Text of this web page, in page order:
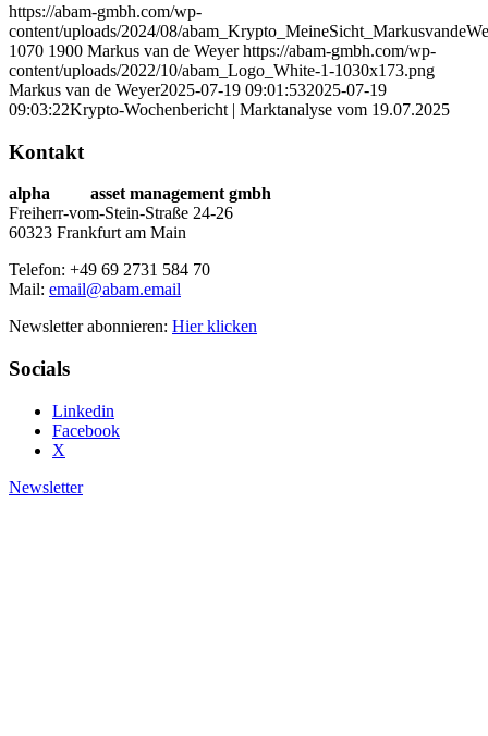
https://abam-gmbh.com/wp-
content/uploads/2024/08/
1070 1900 Markus van de Weyer https://abam-gmbh.com/wp-
content/uploads/2022/10/abam_Logo_White-1-1030x173.png
Markus van de Weyer2025-07-19 09:01:532025-07-19
09:03:22Krypto-Wochenbericht | Marktanalyse vom 19.07.2025
Kontakt
alpha
asset management gmbh
Freiherr-vom-Stein-Straße 24-26
60323 Frankfurt am Main
Telefon: +49 69 2731 584 70
Mail: email@abam.email
Newsletter abonnieren: Hier klicken
Socials
Linkedin
Facebook
X
Newsletter